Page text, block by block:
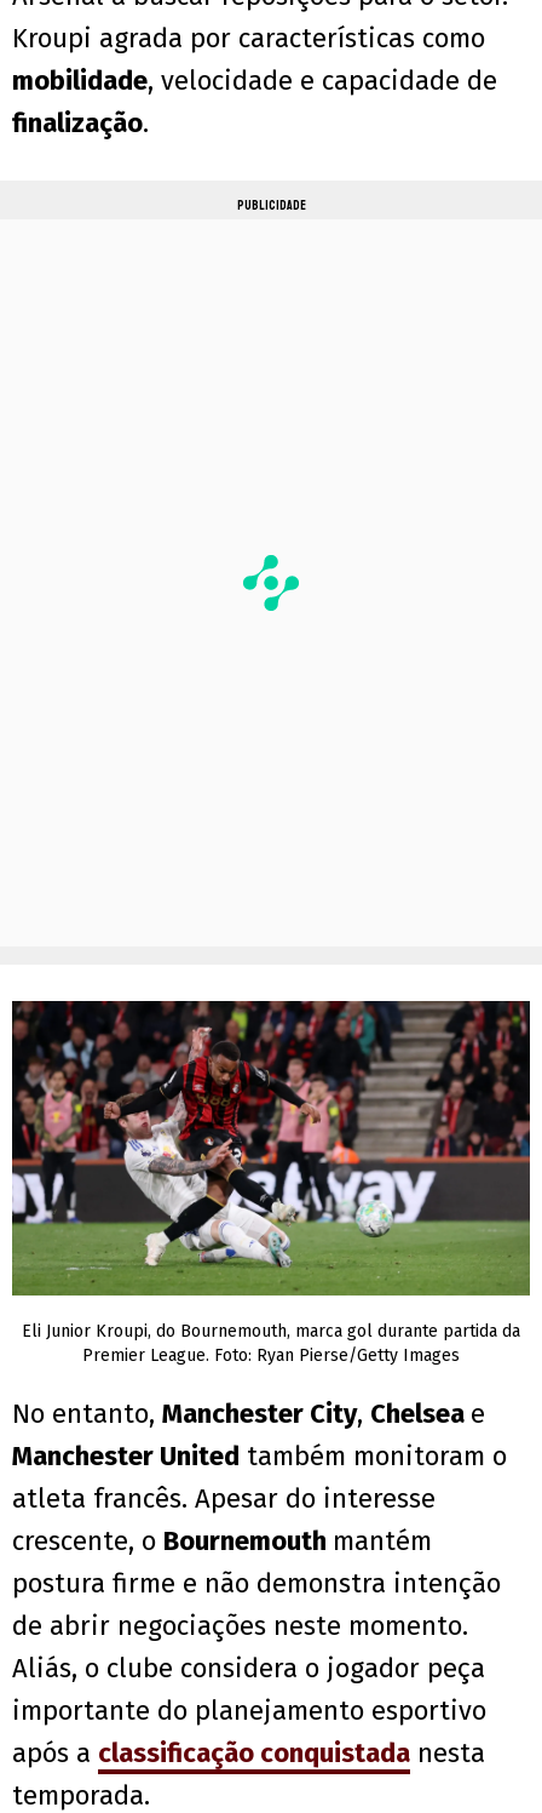
Kroupi agrada por características como
mobilidade, velocidade e capacidade de
finalização.
PUBLICIDADE
Eli Junior Kroupi, do Bournemouth, marca gol durante partida da
Premier League. Foto: Ryan Pierse/Getty Images
No entanto, Manchester City, Chelsea e
Manchester United também monitoram o
atleta francês. Apesar do interesse
crescente, o Bournemouth mantém
postura firme e não demonstra intenção
de abrir negociações neste momento.
Aliás, o clube considera o jogador peça
importante do planejamento esportivo
após a classificação conquistada nesta
temporada.